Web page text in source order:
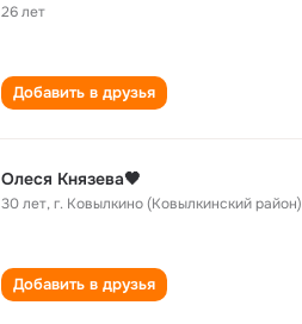
26 лет
Добавить в друзья
Олеся Князева🖤
30 лет,г. Ковылкино (Ковылкинский район)
Добавить в друзья